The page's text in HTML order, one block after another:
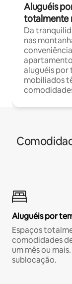
Aluguéis
totalmente
Da
nas
aluguéis por
mobiliados
Aluguéis por
Espaços
comodidades
um mês ou
sublocação.